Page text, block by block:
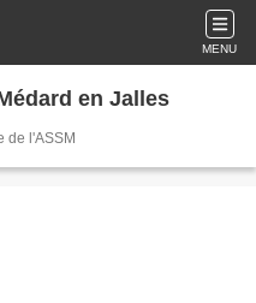
MENU
en Jalles
de l'ASSM